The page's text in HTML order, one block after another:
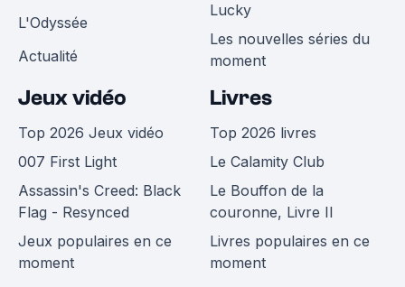
L'Odyssée
Actualité
Lucky
Les nouvelles séries du
moment
Jeux vidéo
Top 2026 Jeux vidéo
007 First Light
Assassin's Creed: Black
Flag - Resynced
Jeux populaires en ce
moment
Livres
Top 2026 livres
Le Calamity Club
Le Bouffon de la
couronne, Livre II
Livres populaires en ce
moment